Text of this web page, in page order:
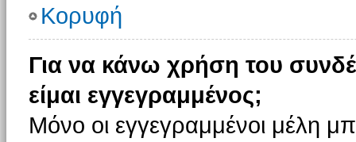
Κορυφή
Για να κάνω χρήση του
είμαι εγγεγραμμένος;
Μόνο οι εγγεγραμμένοι μέλη